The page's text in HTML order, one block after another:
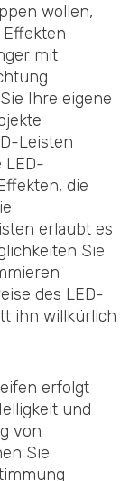
wollen,
mit
Ihre eigene
Leisten
LED-
die
erlaubt es
Sie
des LED-
ihn willkürlich
erfolgt
und
von
Sie